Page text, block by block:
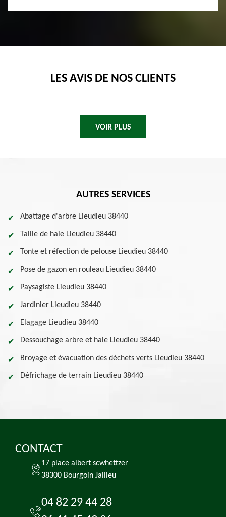
LES AVIS DE NOS CLIENTS
VOIR PLUS
AUTRES SERVICES
Abattage d'arbre Lieudieu 38440
Taille de haie Lieudieu 38440
Tonte et réfection de pelouse Lieudieu 38440
Pose de gazon en rouleau Lieudieu 38440
Paysagiste Lieudieu 38440
Jardinier Lieudieu 38440
Elagage Lieudieu 38440
Dessouchage arbre et haie Lieudieu 38440
Broyage et évacuation des déchets verts Lieudieu 38440
Défrichage de terrain Lieudieu 38440
CONTACT
17 place albert scwhettzer
38300 Bourgoin Jallieu
04 82 29 44 28